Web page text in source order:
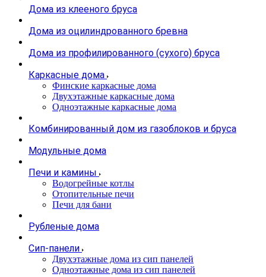
Дома из клееного бруса
Дома из оцилиндрованного бревна
Дома из профилированного (сухого) бруса
Каркасные дома
Финские каркасные дома
Двухэтажные каркасные дома
Одноэтажные каркасные дома
Комбинированный дом из газоблоков и бруса
Модульные дома
Печи и камины
Водогрейные котлы
Отопительные печи
Печи для бани
Рубленые дома
Сип-панели
Двухэтажные дома из сип панелей
Одноэтажные дома из сип панелей